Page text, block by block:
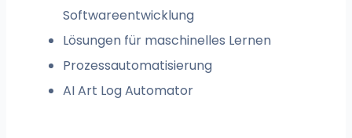
Softwareentwicklung
Lösungen für maschinelles Lernen
Prozessautomatisierung
AI Art Log Automator